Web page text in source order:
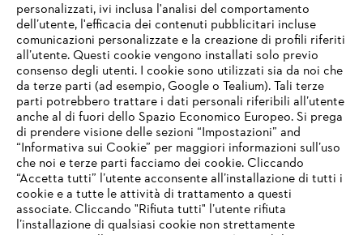
L’azienda
STIHL FAQ
Service
IHR BROWSER WIRD NICHT
UNTERSTÜTZT
personalizzati, ivi inclusa l'analisi del comportamento
dell’utente, l'efficacia dei contenuti pubblicitari incluse
comunicazioni personalizzate e la creazione di profili riferiti
all’utente. Questi cookie vengono installati solo previo
consenso degli utenti. I cookie sono utilizzati sia da noi che
da terze parti (ad esempio, Google o Tealium). Tali terze
parti potrebbero trattare i dati personali riferibili all’utente
anche al di fuori dello Spazio Economico Europeo. Si prega
di prendere visione delle sezioni “Impostazioni” and
“Informativa sui Cookie” per maggiori informazioni sull’uso
che noi e terze parti facciamo dei cookie. Cliccando
“Accetta tutti” l’utente acconsente all’installazione di tutti i
cookie e a tutte le attività di trattamento a questi
associate. Cliccando "Rifiuta tutti" l’utente rifiuta
l’installazione di qualsiasi cookie non strettamente